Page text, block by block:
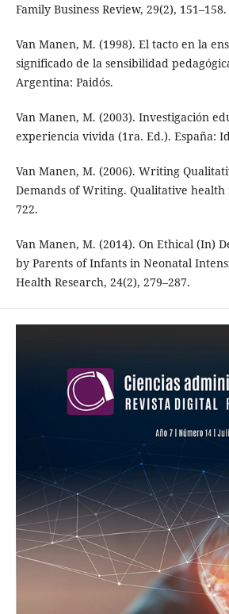
Family Business Review, 29(2), 151–158.
Van Manen, M. (1998). El tacto en la
significado de la sensibilidad
Argentina: Paidós.
Van Manen, M. (2003). Investigación
experiencia vivida (1ra. Ed.). España:
Van Manen, M. (2006). Writing
Demands of Writing. Qualitative health
722.
Van Manen, M. (2014). On Ethical (In)
by Parents of Infants in Neonatal
Health Research, 24(2), 279–287.